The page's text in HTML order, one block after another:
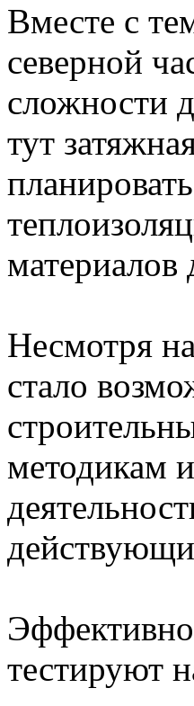
Вместе с
северной
сложности
тут
материалов
Несмотря
стало
методикам
тестируют